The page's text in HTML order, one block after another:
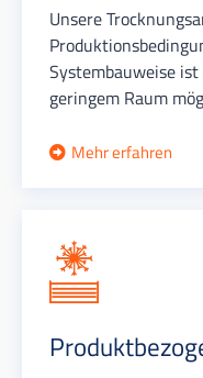
Unsere
Systembauweise
geringem Raum
Mehr erfahren